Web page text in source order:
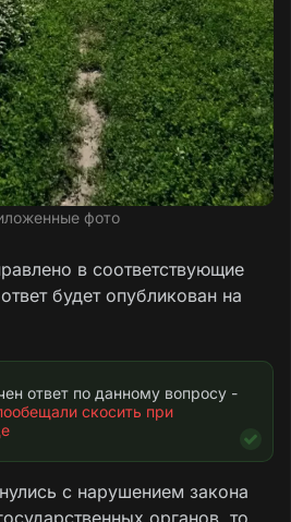
фото
в соответствующие
будет опубликован на
скосить при
с нарушением закона
органов, то